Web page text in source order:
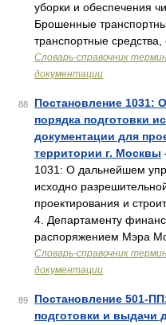
уборки и обеспечения
Брошенные
транспортные
Словарь-справочник
документации
88
Постановление 1031:
порядка подготовки
документации для
территории г. Москвы
1031: О дальнейшем
исходно
проектирования и
4. Департаменту
распоряжением Мэра
Словарь-справочник
документации
89
Постановление 501-
подготовки и выдачи